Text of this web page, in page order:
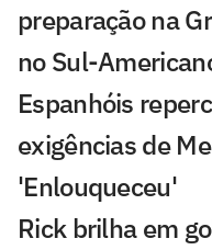
preparação na
no Sul-
Espanhóis
exigências de
'Enlouqueceu'
Rick brilha em